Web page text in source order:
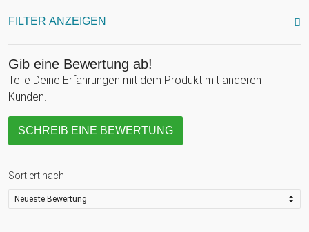
FILTER ANZEIGEN
Gib eine Bewertung ab!
Teile Deine Erfahrungen mit dem Produkt mit anderen
Kunden.
SCHREIB EINE BEWERTUNG
Sortiert nach